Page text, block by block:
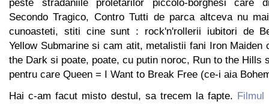
Secondo Tragico, Contro Tutti de parca altceva nu
cunoasteti, stiti cine sunt : rock'n'rollerii iubitori de
Yellow Submarine si cam atit, metalistii fani Iron Maiden
the Dark si poate, poate, cu putin noroc, Run to the Hills
pentru care Queen = I Want to Break Free (ce-i aia
Hai c-am facut misto destul, sa trecem la fapte. Filmul